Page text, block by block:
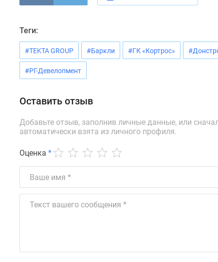
Аналитика
Покупателю
Экспертиза
Эксперты
Контакты
Апартаменты
Теги:
#TEKTA GROUP #Баркли #ГК «Кортрос»
#РГ-Девелопмент
Оставить отзыв
Добавьте отзыв, заполнив личные данные, или
автоматически взята из личного профиля.
Оценка *